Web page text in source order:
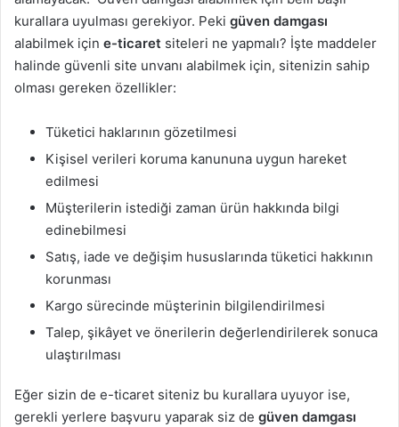
kurallara uyulması gerekiyor. Peki güven damgası
alabilmek için e-ticaret siteleri ne yapmalı? İşte maddeler
halinde güvenli site unvanı alabilmek için, sitenizin sahip
olması gereken özellikler:
Tüketici haklarının gözetilmesi
Kişisel verileri koruma kanununa uygun hareket
edilmesi
Müşterilerin istediği zaman ürün hakkında bilgi
edinebilmesi
Satış, iade ve değişim hususlarında tüketici hakkının
korunması
Kargo sürecinde müşterinin bilgilendirilmesi
Talep, şikâyet ve önerilerin değerlendirilerek sonuca
ulaştırılması
Eğer sizin de e-ticaret siteniz bu kurallara uyuyor ise,
gerekli yerlere başvuru yaparak siz de güven damgası